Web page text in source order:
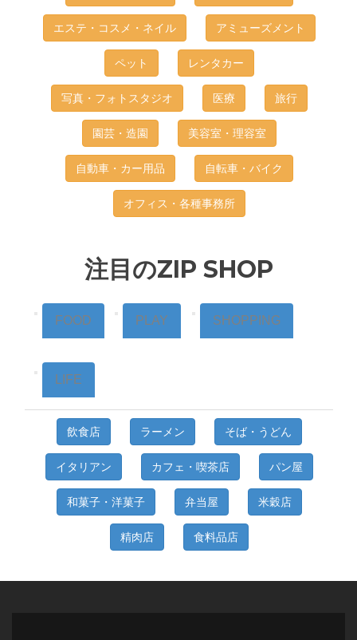
エステ・コスメ・ネイル アミューズメント
ペット レンタカー
写真・フォトスタジオ 医療 旅行
園芸・造園 美容室・理容室
自動車・カー用品 自転車・バイク
オフィス・各種事務所
注目のZIP SHOP
FOOD PLAY SHOPPING
LIFE
飲食店 ラーメン そば・うどん
イタリアン カフェ・喫茶店 パン屋
和菓子・洋菓子 弁当屋 米穀店
精肉店 食料品店